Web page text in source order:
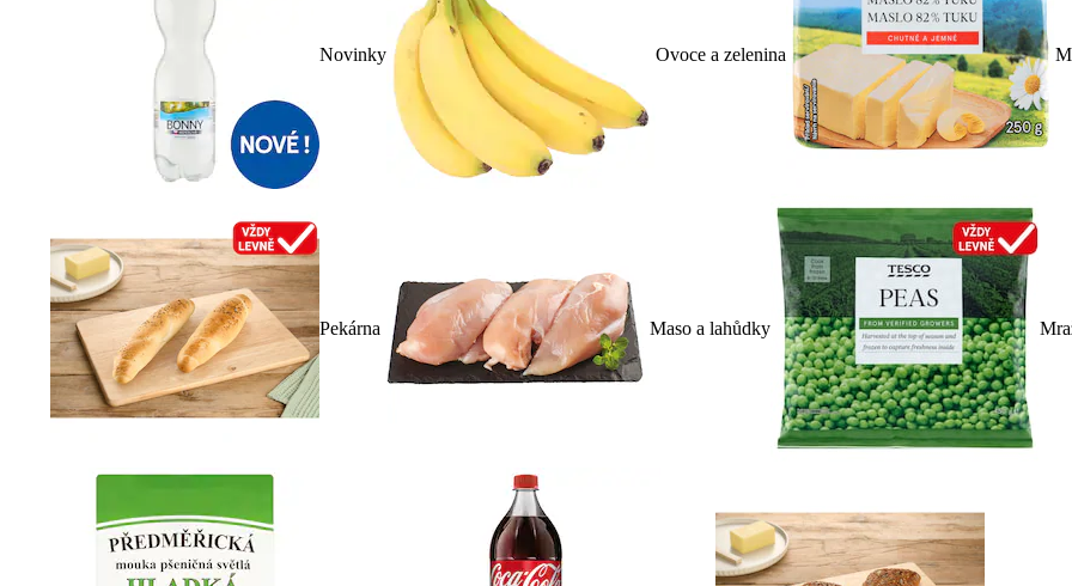
Novinky Ovoce a zelenina
Pekárna Maso a lahůdky